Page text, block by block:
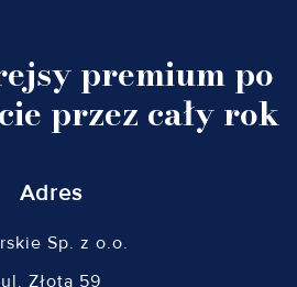
premium po
przez cały rok
Adres
Sp. z o.o.
ul. Złota 59